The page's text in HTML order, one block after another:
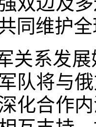
同维护
关系发
队将与
化合作